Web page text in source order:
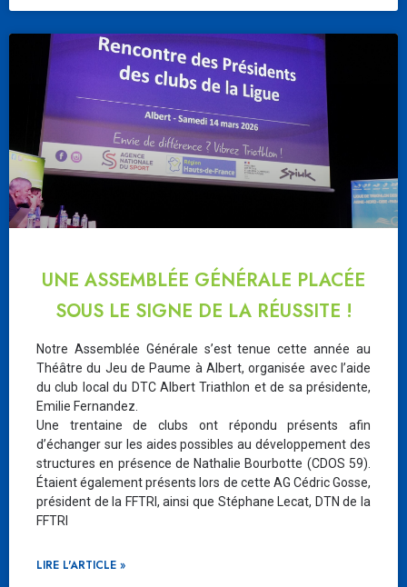
UNE ASSEMBLÉE GÉNÉRALE PLACÉE
SOUS LE SIGNE DE LA RÉUSSITE !
Notre Assemblée Générale s’est tenue cette année au
Théâtre du Jeu de Paume à Albert, organisée avec l’aide
du club local du DTC Albert Triathlon et de sa présidente,
Emilie Fernandez.
Une trentaine de clubs ont répondu présents afin
d’échanger sur les aides possibles au développement des
structures en présence de Nathalie Bourbotte (CDOS 59).
Étaient également présents lors de cette AG Cédric Gosse,
président de la FFTRI, ainsi que Stéphane Lecat, DTN de la
FFTRI
LIRE L'ARTICLE »